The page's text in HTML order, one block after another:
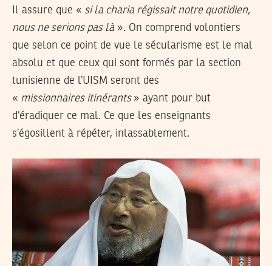
Il assure que « si la charia régissait notre quotidien,
nous ne serions pas là ». On comprend volontiers
que selon ce point de vue le sécularisme est le mal
absolu et que ceux qui sont formés par la section
tunisienne de l’UISM seront des
« missionnaires itinérants» ayant pour but
d’éradiquer ce mal. Ce que les enseignants
s’égosillent à répéter, inlassablement.